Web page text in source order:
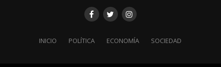
INICIO POLÍTICA ECONOMÍA SOCIEDAD